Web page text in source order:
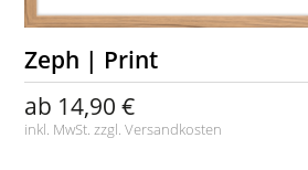
Zeph | Print
ab 14,90 €
inkl. MwSt. zzgl.Versandkosten